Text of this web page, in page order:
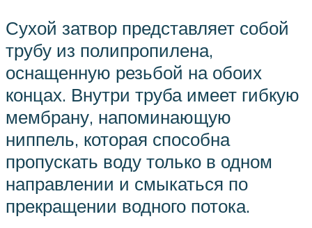
Сухой затвор представляет собой
трубу из полипропилена,
оснащенную резьбой на обоих
концах. Внутри труба имеет гибкую
мембрану, напоминающую
ниппель, которая способна
пропускать воду только в одном
направлении и смыкаться по
прекращении водного потока.